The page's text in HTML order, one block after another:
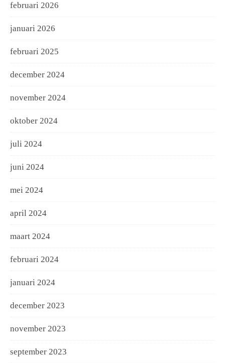
februari 2026
januari 2026
februari 2025
december 2024
november 2024
oktober 2024
juli 2024
juni 2024
mei 2024
april 2024
maart 2024
februari 2024
januari 2024
december 2023
november 2023
september 2023